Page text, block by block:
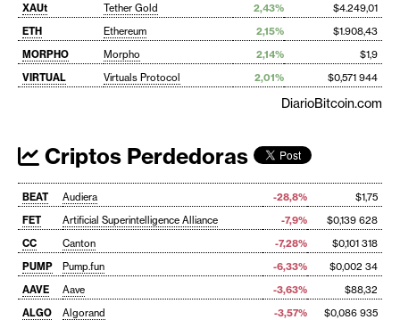
XAUt
Tether Gold 2,43%
$4.249,01
ETH
Ethereum 2,15%
$1.908,43
MORPHO
Morpho 2,14%
$1,9
VIRTUAL
Virtuals Protocol 2,01% $0,571 944
DiarioBitcoin.com
Criptos Perdedoras
BEAT Audiera -28,8%
$1,75
FET
Artificial Superintelligence Alliance -7,9%
$0,139 628
CC
Canton -7,28%
$0,101 318
PUMP
Pump.fun -6,33%
$0,002 34
AAVE
Aave -3,63%
$88,32
ALGO
Algorand -3,57%
$0,086 935